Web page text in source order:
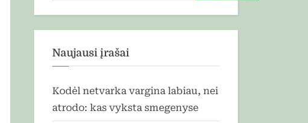
Naujausi įrašai
Kodėl netvarka vargina labiau, nei
atrodo: kas vyksta smegenyse